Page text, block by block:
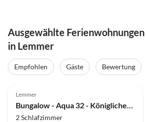
Ausgewählte
in Lemmer
Empfohlen Gäste Bewertung
Lemmer
2 Schlafzimmer